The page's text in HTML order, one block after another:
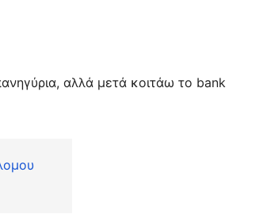
αλλά μετά κοιτάω το bank